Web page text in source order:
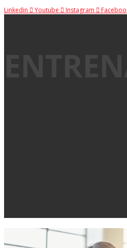
Linkedin
Youtube Instagram